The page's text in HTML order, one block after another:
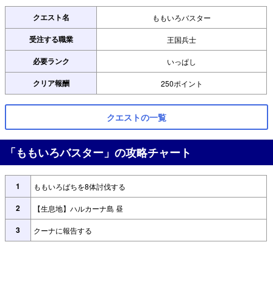
クエスト名 ももいろバスター
受注する職業 王国兵士
必要ランク いっぱし
クリア報酬 250ポイント
クエストの一覧
「ももいろバスター」の攻略チャート
1 ももいろばちを8体討伐する
2 【生息地】ハルカーナ島 昼
3 クーナに報告する